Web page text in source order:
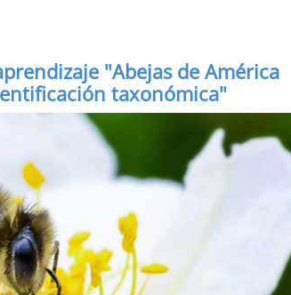
"Abejas de América
taxonómica"